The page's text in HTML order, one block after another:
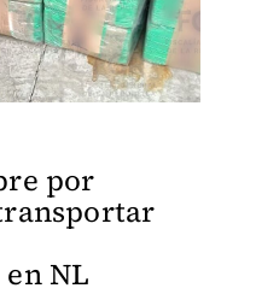
por
NL